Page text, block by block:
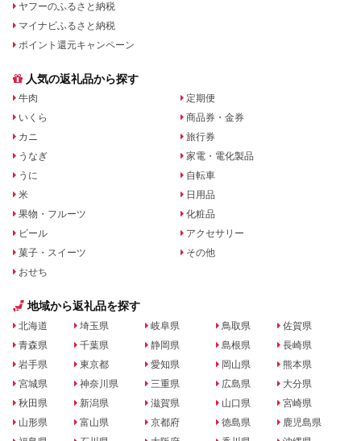
ヤフーのふるさと納税
マイナビふるさと納税
ポイント還元キャンペーン
人気の返礼品から探す
牛肉
いくら
カニ
うなぎ
うに
米
果物・フルーツ
ビール
菓子・スイーツ
おせち
定期便
商品券・金券
旅行券
家電・電化製品
自転車
日用品
化粧品
アクセサリー
その他
地域から返礼品を探す
北海道
青森県
岩手県
宮城県
秋田県
山形県
埼玉県
千葉県
東京都
神奈川県
新潟県
富山県
岐阜県
静岡県
愛知県
三重県
滋賀県
京都府
鳥取県
島根県
岡山県
広島県
山口県
徳島県
佐賀県
長崎県
熊本県
大分県
宮崎県
鹿児島県